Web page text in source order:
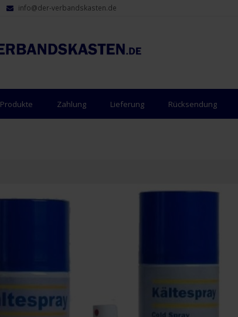
info@der-verbandskasten.de
Produkte Zahlung Lieferung Rücksendung